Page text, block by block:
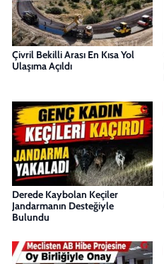
Çivril Bekilli Arası En Kısa Yol
Ulaşıma Açıldı
Derede Kaybolan Keçiler
Jandarmanın Desteğiyle
Bulundu